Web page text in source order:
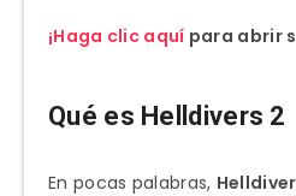
¡Haga clic aquí para abrir
Qué es Helldivers 2
En pocas palabras,